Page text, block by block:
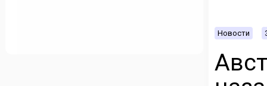
Новости